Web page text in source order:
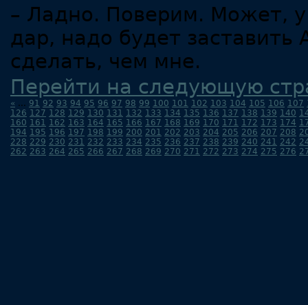
– Ладно. Поверим. Может,
дар, надо будет
сделать, чем мне.
Перейти на следующую
« ... 91 92 93 94 95 96 97 98 99 100 101 102 103 104 105 106 107
126 127 128 129 130 131 132 133 134 135 136 137 138 139 140
160 161 162 163 164 165 166 167 168 169 170 171 172 173 174
194 195 196 197 198 199 200 201 202 203 204 205 206 207 208
228 229 230 231 232 233 234 235 236 237 238 239 240 241 242
262 263 264 265 266 267 268 269 270 271 272 273 274 275 276